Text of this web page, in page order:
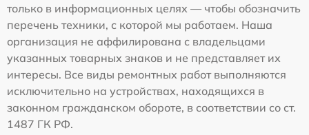
только в информационных целях — чтобы обозначить
перечень техники, с которой мы работаем. Наша
организация не аффилирована с владельцами
указанных товарных знаков и не представляет их
интересы. Все виды ремонтных работ выполняются
исключительно на устройствах, находящихся в
законном гражданском обороте, в соответствии со ст.
1487 ГК РФ.